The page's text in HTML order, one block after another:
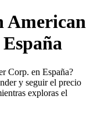
American
Corp. en España?
y seguir el precio
exploras el